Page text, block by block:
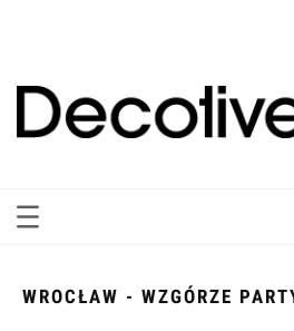
WROCŁAW - WZGÓRZE